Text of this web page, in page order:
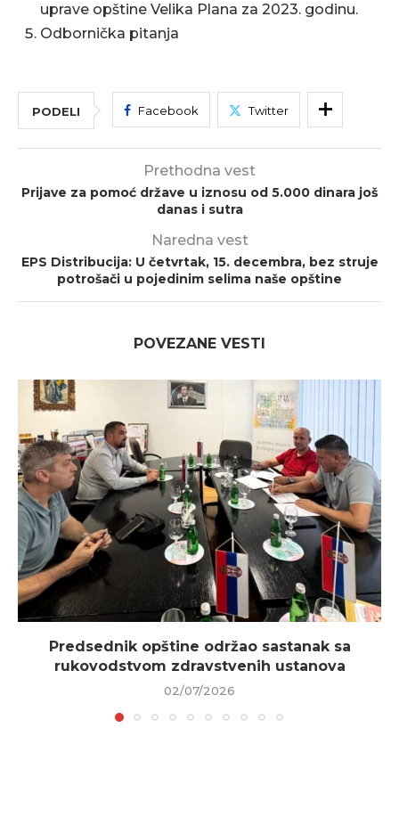
uprave opštine Velika Plana za 2023. godinu.
Odbornička pitanja
PODELI Facebook Twitter
Prethodna vest
Prijave za pomoć države u iznosu od 5.000 dinara još
danas i sutra
Naredna vest
EPS Distribucija: U četvrtak, 15. decembra, bez struje
potrošači u pojedinim selima naše opštine
POVEZANE VESTI
Predsednik opštine održao sastanak sa
rukovodstvom zdravstvenih ustanova
02/07/2026